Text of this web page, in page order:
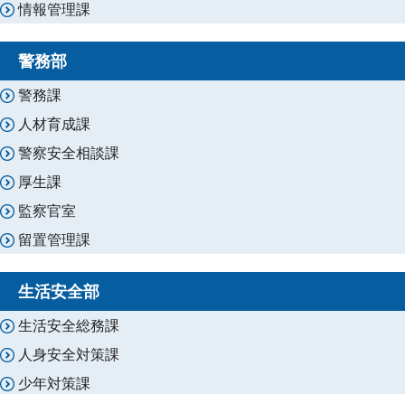
情報管理課
警務部
警務課
人材育成課
警察安全相談課
厚生課
監察官室
留置管理課
生活安全部
生活安全総務課
人身安全対策課
少年対策課